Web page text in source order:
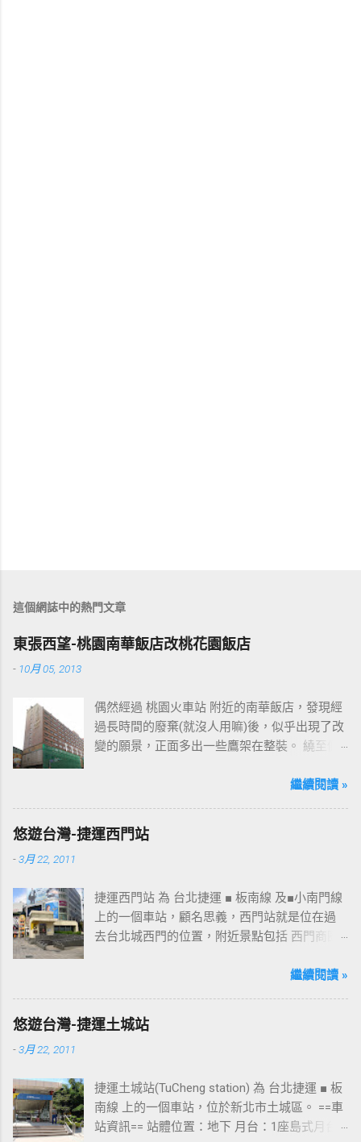
這個網誌中的熱門文章
東張西望-桃園南華飯店改桃花園飯店
- 10月 05, 2013
偶然經過 桃園火車站 附近的南華飯店，發現經
過長時間的廢棄(就沒人用嘛)後，似乎出現了改
變的願景，正面多出一些鷹架在整裝。 繞至側
桃園的民眾又有一個聚餐旅遊的好去處囉!!但今
趴走將持續為讀者們追蹤其動態消息，請各位
開始期待開幕日的來臨吧！ 南華飯店施工中現
繼續閱讀 »
悠遊台灣-捷運西門站
-3月 22, 2011
捷運西門站 為 台北捷運 ■ 板南線 及■小南門線
上的一個車站，顧名思義，西門站就是位在過
去台北城西門的位置，附近景點包括 西門商圈
圖中的六號出口，因位處 西門商圈 之入口，成
等候的標的物，也是是最容易堵塞的出口。 捷
運西門站六號出口&西門町商圈 板南線上車站 [
站 ] - [ 龍山寺站 ] - [ 西門站 ] - [ 台北車站 ] - [
善導寺站 ] - [ 忠孝新生站 ] - [ 忠孝復興站 ] - [
忠孝敦化站 ] - [ 國父紀念館站 ] - [ 市政府站
繼續閱讀 »
悠遊台灣-捷運土城站
-3月 22, 2011
捷運土城站(TuCheng station) 為 台北捷運 ■ 板
南線 上的一個車站，位於新北市土城區。 ==車
站資訊== 站體位置：地下 月台：1座島式月台